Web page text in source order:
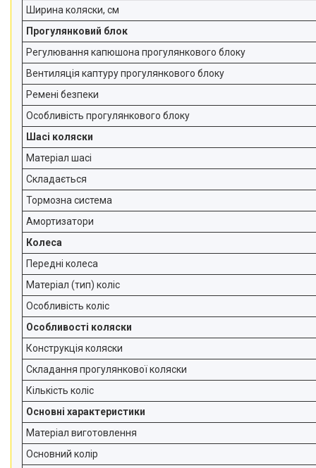
Ширина коляски, см
Прогулянковий блок
Регулювання капюшона прогулянкового блоку
Вентиляція каптуру прогулянкового блоку
Ремені безпеки
Особливість прогулянкового блоку
Шасі коляски
Матеріал шасі
Складається
Тормозна система
Амортизатори
Колеса
Передні колеса
Матеріал (тип) коліс
Особливість коліс
Особливості коляски
Конструкція коляски
Складання прогулянкової коляски
Кількість коліс
Основні характеристики
Матеріал виготовлення
Основний колір